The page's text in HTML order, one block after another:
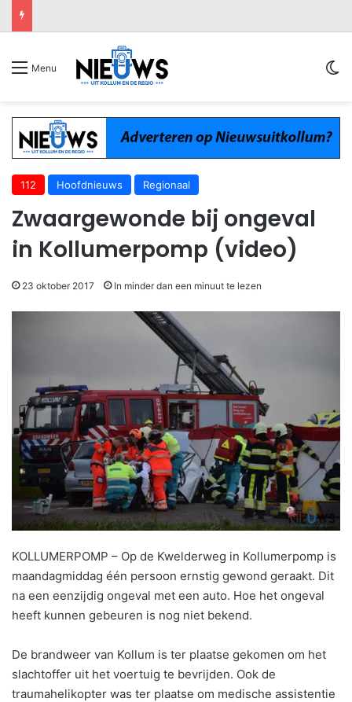
Menu
112 Hoofdnieuws Regionaal
Zwaargewonde bij ongeval
in Kollumerpomp (video)
23 oktober 2017 In minder dan een minuut te lezen
KOLLUMERPOMP – Op de Kwelderweg in Kollumerpomp is
maandagmiddag één persoon ernstig gewond geraakt. Dit
na een eenzijdig ongeval met een auto. Hoe het ongeval
heeft kunnen gebeuren is nog niet bekend.
De brandweer van Kollum is ter plaatse gekomen om het
slachtoffer uit het voertuig te bevrijden. Ook de
traumahelikopter was ter plaatse om medische assistentie